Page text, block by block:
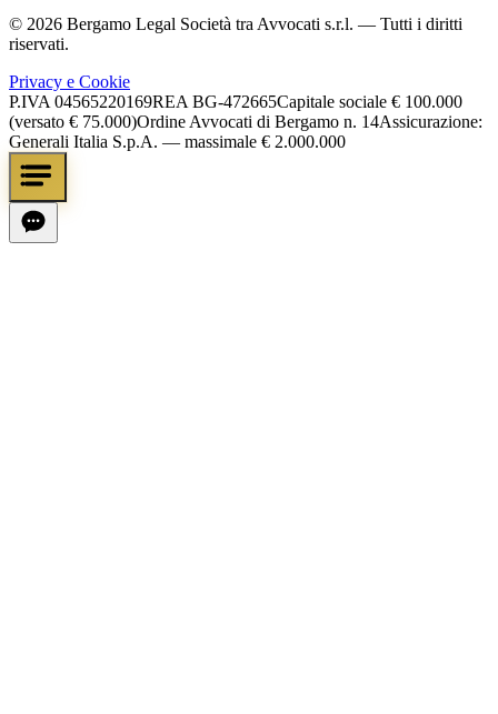
© 2026 Bergamo Legal Società tra Avvocati s.r.l. — Tutti i diritti
riservati.
Privacy e Cookie
P.IVA 04565220169REA BG-472665Capitale sociale € 100.000
(versato € 75.000)Ordine Avvocati di Bergamo n. 14Assicurazione:
Generali Italia S.p.A. — massimale € 2.000.000